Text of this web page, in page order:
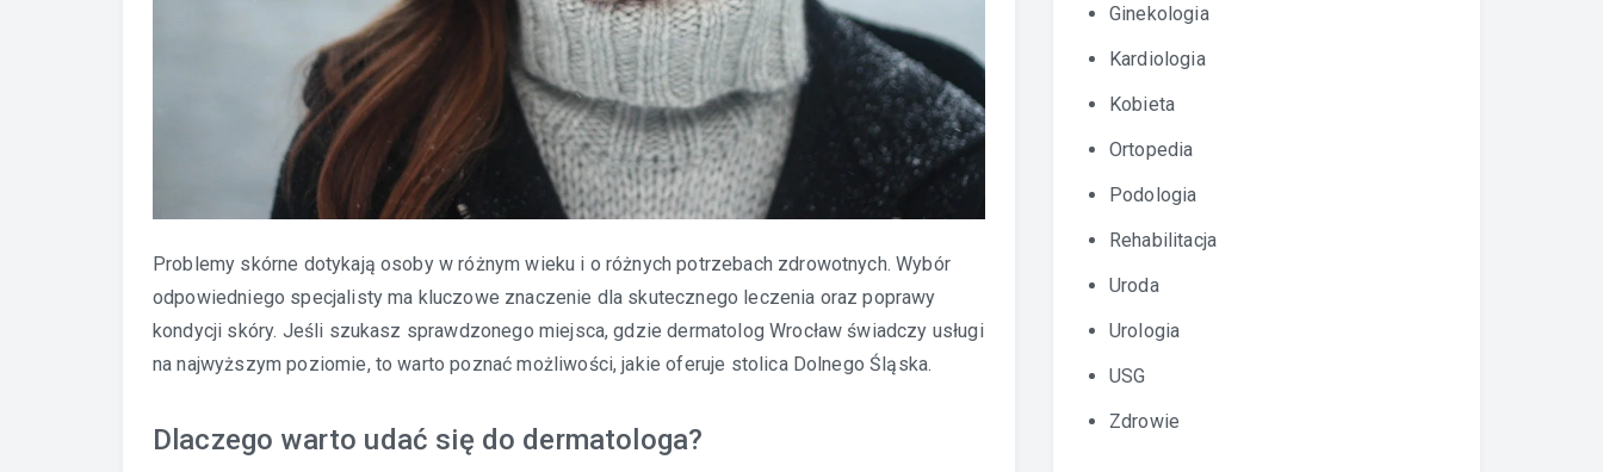
Problemy skórne dotykają osoby w różnym wieku i o różnych potrzebach zdrowotnych. Wybór
odpowiedniego specjalisty ma kluczowe znaczenie dla skutecznego leczenia oraz poprawy
kondycji skóry. Jeśli szukasz sprawdzonego miejsca, gdzie dermatolog Wrocław świadczy usługi
na najwyższym poziomie, to warto poznać możliwości, jakie oferuje stolica Dolnego Śląska.
Dlaczego warto udać się do dermatologa?
Ginekologia
Kardiologia
Kobieta
Ortopedia
Podologia
Rehabilitacja
Uroda
Urologia
USG
Zdrowie